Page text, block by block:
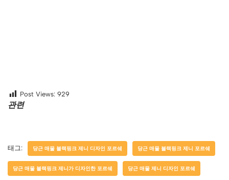
Post Views: 929
관련
태그: 당근 매물 블랙핑크 제니 디자인 포르쉐 당근 매물 블랙핑크 제니 포르쉐
당근 매물 블랙핑크 제니가 디자인한 포르쉐 당근 매물 제니 디자인 포르쉐